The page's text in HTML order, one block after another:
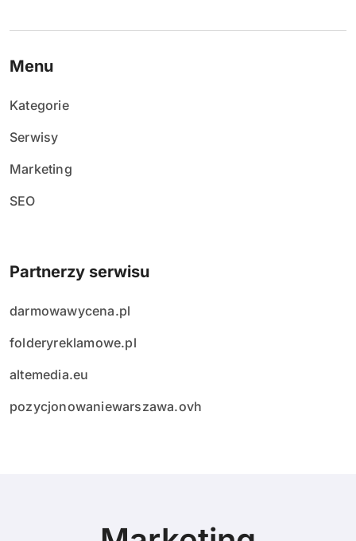
Menu
Kategorie
Serwisy
Marketing
SEO
Partnerzy serwisu
darmowawycena.pl
folderyreklamowe.pl
altemedia.eu
pozycjonowaniewarszawa.ovh